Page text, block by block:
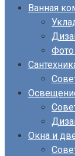
Ванная
Фото
Окна и